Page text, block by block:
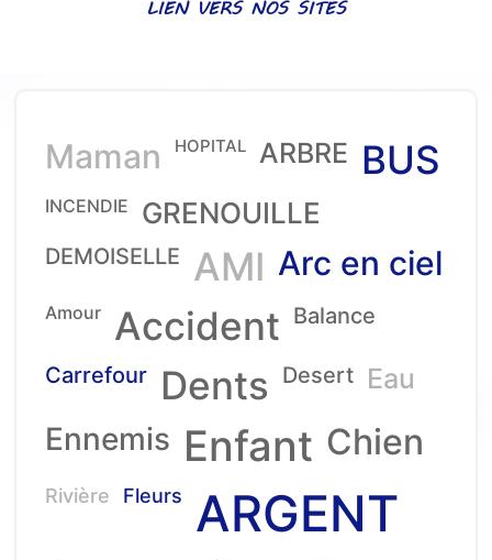
LIEN VERS NOS SITES
Maman HOPITAL ARBRE BUS
INCENDIE GRENOUILLE
DEMOISELLE AMI Arc en ciel
Amour Accident Balance
Carrefour Dents Desert Eau
Ennemis Enfant Chien
Rivière Fleurs ARGENT